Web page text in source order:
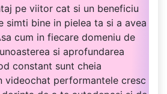
pe viitor cat si un beneficiu
simti bine in pielea ta si a avea
cum in fiecare domeniu de
si aprofundarea
constant sunt cheia
videochat performantele cresc